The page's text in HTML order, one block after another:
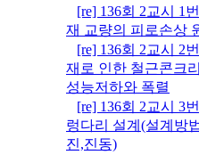
[re] 136회 2교시 1
재 교량의 피로손상
[re] 136회 2교시 2
재로 인한 철근콘크
성능저하와 폭렬
[re] 136회 2교시 3
렁다리 설계(설계방
진,진동)